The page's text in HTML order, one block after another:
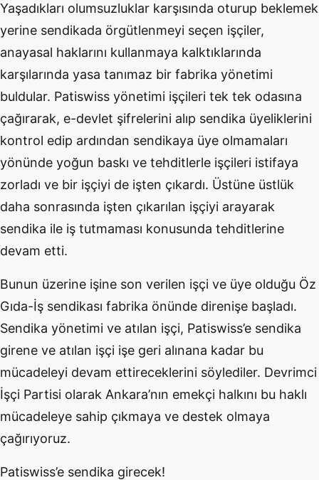
Yaşadıkları olumsuzluklar karşısında oturup beklemek
yerine sendikada örgütlenmeyi seçen işçiler,
anayasal haklarını kullanmaya kalktıklarında
karşılarında yasa tanımaz bir fabrika yönetimi
buldular. Patiswiss yönetimi işçileri tek tek odasına
çağırarak, e-devlet şifrelerini alıp sendika üyeliklerini
kontrol edip ardından sendikaya üye olmamaları
yönünde yoğun baskı ve tehditlerle işçileri istifaya
zorladı ve bir işçiyi de işten çıkardı. Üstüne üstlük
daha sonrasında işten çıkarılan işçiyi arayarak
sendika ile iş tutmaması konusunda tehditlerine
devam etti.
Bunun üzerine işine son verilen işçi ve üye olduğu Öz
Gıda-İş sendikası fabrika önünde direnişe başladı.
Sendika yönetimi ve atılan işçi, Patiswiss’e sendika
girene ve atılan işçi işe geri alınana kadar bu
mücadeleyi devam ettireceklerini söylediler. Devrimci
İşçi Partisi olarak Ankara’nın emekçi halkını bu haklı
mücadeleye sahip çıkmaya ve destek olmaya
çağırıyoruz.
Patiswiss’e sendika girecek!